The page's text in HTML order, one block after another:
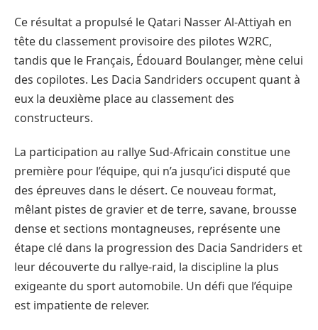
Ce résultat a propulsé le Qatari Nasser Al-Attiyah en
tête du classement provisoire des pilotes W2RC,
tandis que le Français, Édouard Boulanger, mène celui
des copilotes. Les Dacia Sandriders occupent quant à
eux la deuxième place au classement des
constructeurs.
La participation au rallye Sud-Africain constitue une
première pour l’équipe, qui n’a jusqu’ici disputé que
des épreuves dans le désert. Ce nouveau format,
mêlant pistes de gravier et de terre, savane, brousse
dense et sections montagneuses, représente une
étape clé dans la progression des Dacia Sandriders et
leur découverte du rallye-raid, la discipline la plus
exigeante du sport automobile. Un défi que l’équipe
est impatiente de relever.